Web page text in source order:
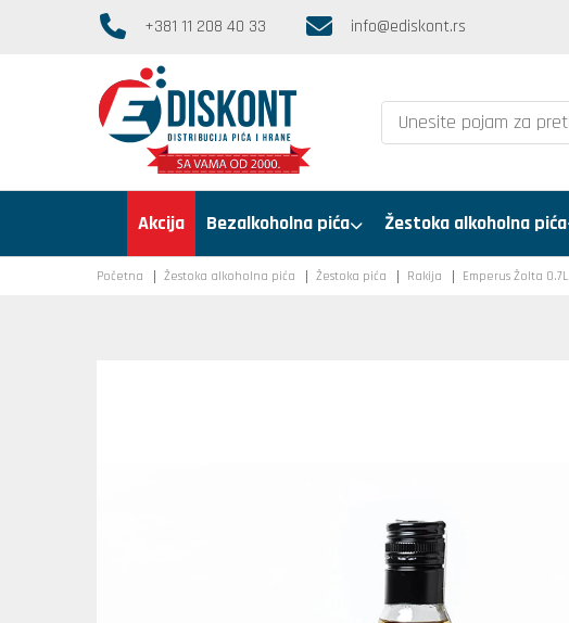
+381 11 208 40 33 info@ediskont.rs
Akcija Bezalkoholna pića Žestoka alkoholna pića
Početna Žestoka alkoholna pića Žestoka pića Rakija Emperus Žolta 0.7L